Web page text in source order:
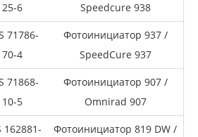
25-6
Speedcure 938
71786-
70-4
Фотоинициатор 937 /
SpeedCure 937
71868-
10-5
Фотоинициатор 907 /
Omnirad 907
162881-
Фотоинициатор 819 DW /